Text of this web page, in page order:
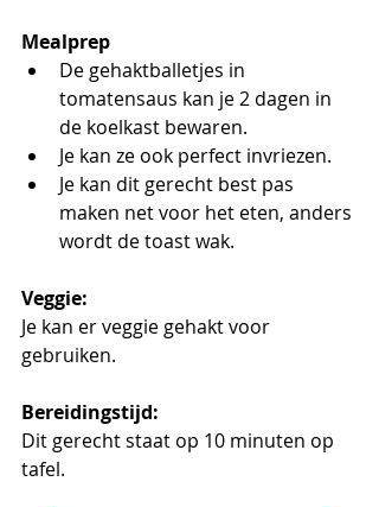
Mealprep
De gehaktballetjes in
tomatensaus kan je 2 dagen in
de koelkast bewaren.
Je kan ze ook perfect invriezen.
Je kan dit gerecht best pas
maken net voor het eten, anders
wordt de toast wak.
Veggie:
Je kan er veggie gehakt voor
gebruiken.
Bereidingstijd:
Dit gerecht staat op 10 minuten op
tafel.